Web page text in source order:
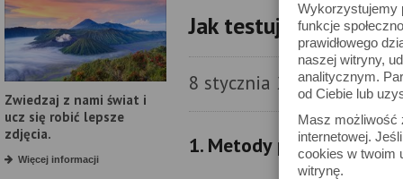
Wykorzystujemy
funkcje
prawidłowego
naszej witryny,
analitycznym.
od Ciebie lub
Masz możliwość
internetowej.
cookies w twoim
witrynę.
Zwiedzaj z nami świat i
ucz się robić lepsze
zdjęcia.
Więcej informacji
Jak testujemy
8 stycznia 2006
1. Metody pracy